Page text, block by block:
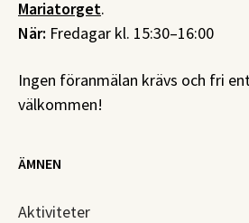
Mariatorget.
När: Fredagar kl. 15:30–16:00
Ingen föranmälan krävs och fri
välkommen!
ÄMNEN
Aktiviteter